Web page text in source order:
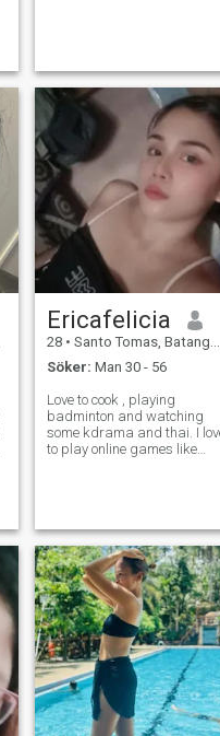
tv.
Ericafelicia
28 • Santo Tomas, Batangas, Filippinerna
Söker: Man 30 - 56
Love to cook , playing
badminton and watching
some kdrama and thai. I
to play online games like